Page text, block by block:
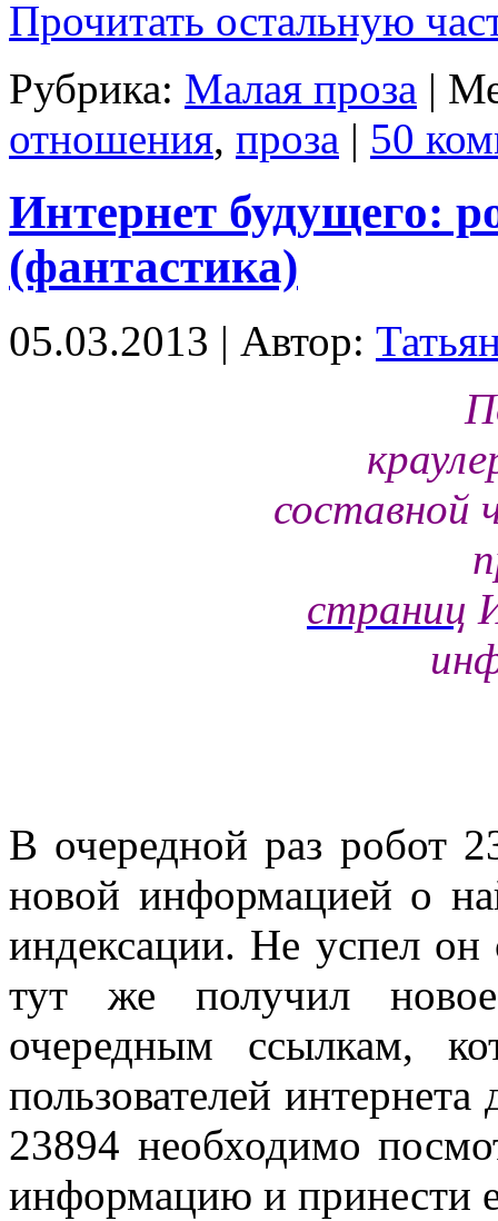
Прочитать остальную
Рубрика: Малая проза |
отношения, проза | 50
Интернет будущего:
(фантастика)
05.03.2013 | Автор:
составной
страниц
В очередной раз робот
новой информацией о
индексации. Не успел
тут же получил
очередным ссылкам,
пользователей
23894 необходимо
информацию и принести